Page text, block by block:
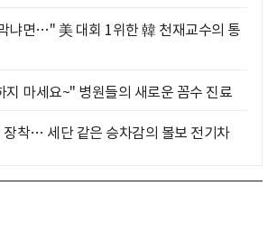
냐면…" 美 대회 1위한 韓 천재교수의 통
지 마세요~" 병원들의 새로운 꼼수 진료
장착… 세단 같은 승차감의 볼보 전기차